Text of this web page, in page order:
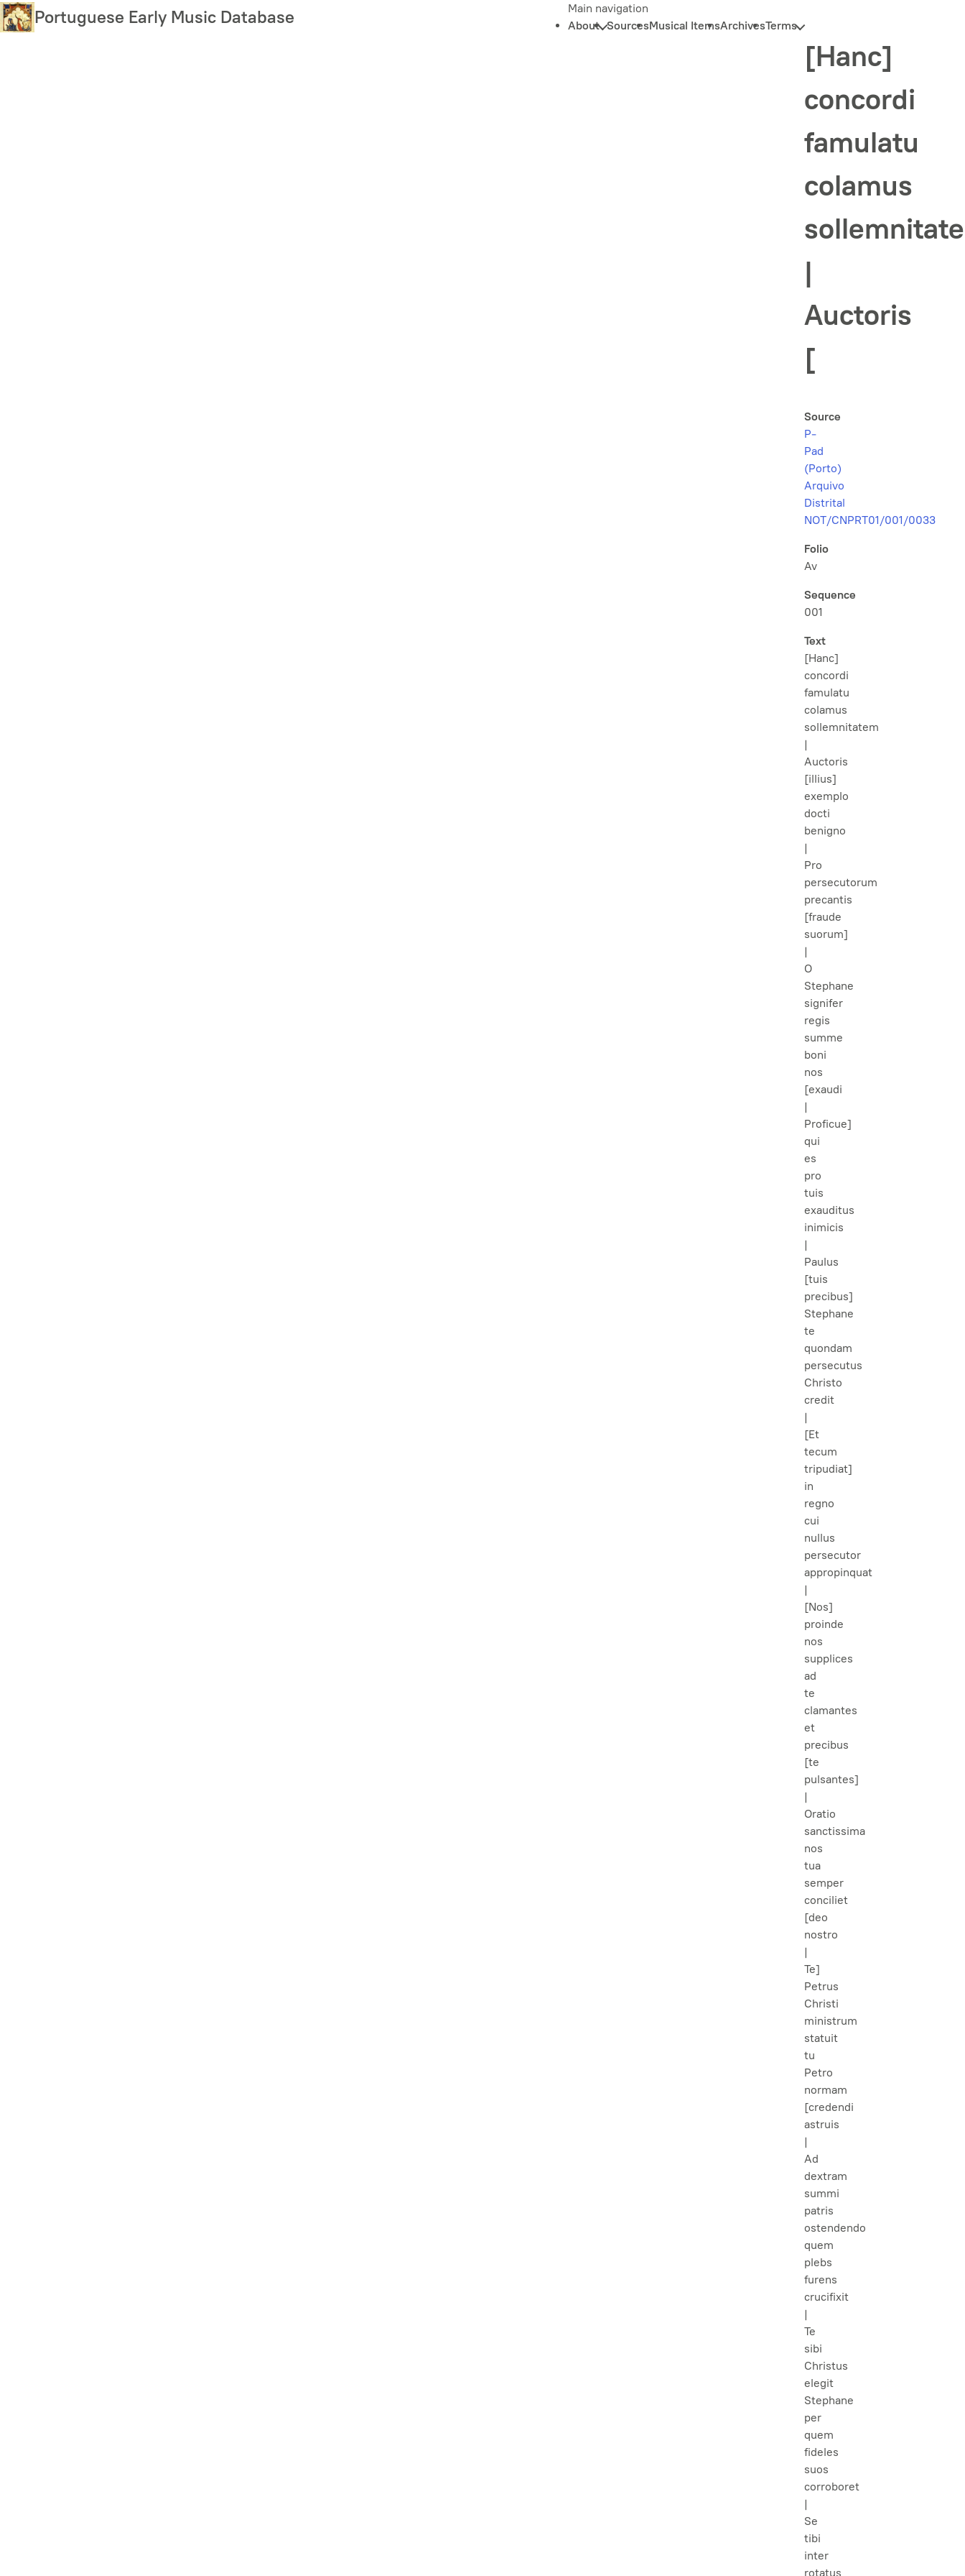
Skip
to
Portuguese Early Music Database
Main navigation
About SourcesMusical ItemsArchivesTerms
[Hanc]
concordi
famulatu
colamus
|
Auctoris
[
Source
P-
Pad
(Porto)
Arquivo
Distrital
NOT/CNPRT01/001/0033
Folio
Av
Sequence
001
Text
[Hanc]
concordi
famulatu
colamus
sollemnitatem
|
Auctoris
[illius]
exemplo
docti
benigno
|
Pro
persecutorum
precantis
[fraude
suorum]
|
O
Stephane
signifer
regis
summe
boni
nos
[exaudi
|
Proficue]
qui
es
pro
tuis
exauditus
inimicis
|
Paulus
[tuis
precibus]
Stephane
te
quondam
persecutus
Christo
credit
|
[Et
tecum
tripudiat]
in
regno
cui
nullus
persecutor
appropinquat
|
[Nos]
proinde
nos
supplices
ad
te
clamantes
et
precibus
[te
pulsantes]
|
Oratio
sanctissima
nos
tua
semper
conciliet
[deo
nostro
|
Te]
Petrus
Christi
ministrum
statuit
tu
Petro
normam
[credendi
astruis
|
Ad
dextram
summi
patris
ostendendo
quem
plebs
furens
crucifixit
|
Te
sibi
Christus
elegit
Stephane
per
quem
fideles
suos
corroboret
|
Se
tibi
inter
rotatus